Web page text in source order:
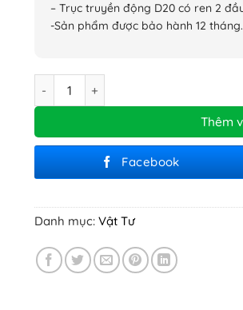
– Trục truyền động D20 có ren 2
-Sản phẩm được bảo hành 12 tháng.
Bộ xích đu chữ A số lượng
Thêm
Facebook
Danh mục: Vật Tư